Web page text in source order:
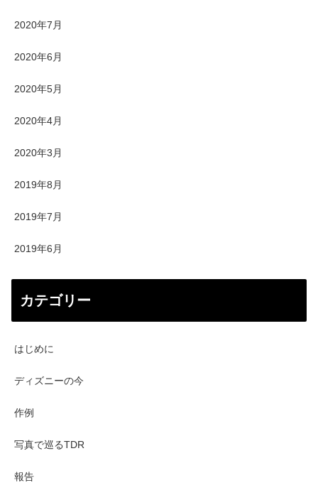
2020年7月
2020年6月
2020年5月
2020年4月
2020年3月
2019年8月
2019年7月
2019年6月
カテゴリー
はじめに
ディズニーの今
作例
写真で巡るTDR
報告